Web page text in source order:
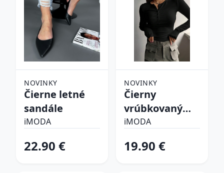
NOVINKY
Čierne letné
sandále
iMODA
22.90 €
NOVINKY
Čierny
vrúbkovaný
top
iMODA
19.90 €